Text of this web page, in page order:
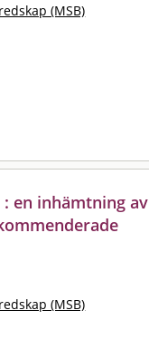
(MSB)
en inhämtning av
(MSB)